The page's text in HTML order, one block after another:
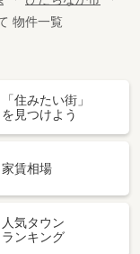
物件一覧
「住みたい街」
を見つけよう
家賃相場
人気タウン
ランキング